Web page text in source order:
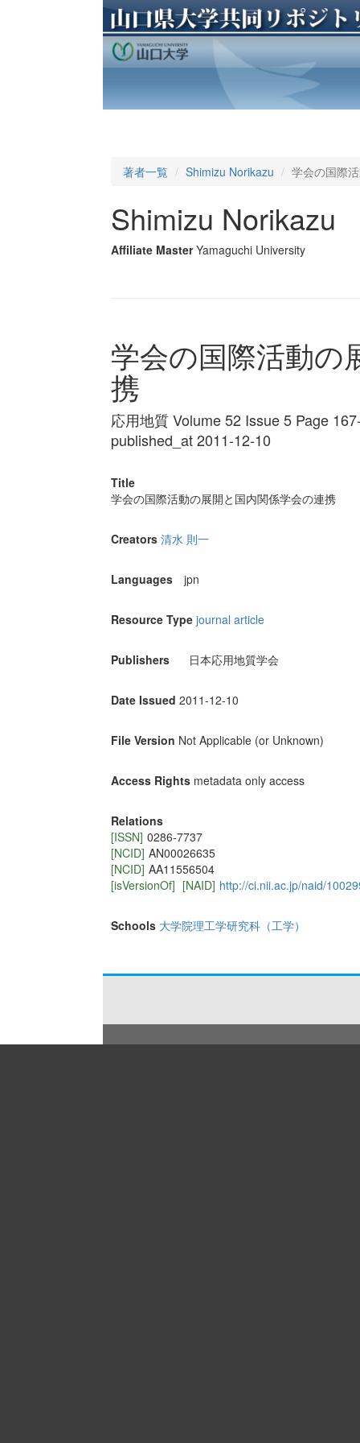
著者一覧 Shimizu Norikazu 学会の国際
Shimizu Norikazu
Affiliate Master Yamaguchi University
学会の国際活動の
携
応用地質 Volume 52 Issue 5 Page
published_at 2011-12-10
Title
学会の国際活動の展開と国内関係学会の連携
Creators 清水 則一
Languages jpn
Resource Type journal article
Publishers 日本応用地質学会
Date Issued 2011-12-10
File Version Not Applicable (or Unknown)
Access Rights metadata only access
Relations
[ISSN] 0286-7737
[NCID] AN00026635
[NCID] AA11556504
[isVersionOf] [NAID] http://ci.nii.ac.jp/naid/
Schools 大学院理工学研究科（工学）